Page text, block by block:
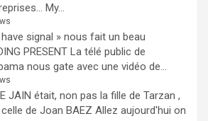
My...
have signal » nous fait un beau
PRESENT La télé public de
nous gate avec une vidéo de...
JAIN était, non pas la fille de Tarzan ,
de Joan BAEZ Allez aujourd'hui on